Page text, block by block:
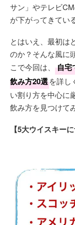
サン」やテレビ
が下がってきてい
とはいえ、最初は
のか？そんな風に
こで今回は、
自宅
飲み方20選を詳し
い割り方を中心に
飲み方を見つけて
【5大ウイスキー